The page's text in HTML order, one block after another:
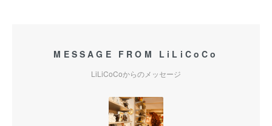
MESSAGE FROM LiLiCoCo
LiLiCoCoからのメッセージ